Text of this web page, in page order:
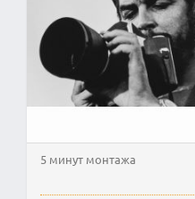
5 минут монтажа